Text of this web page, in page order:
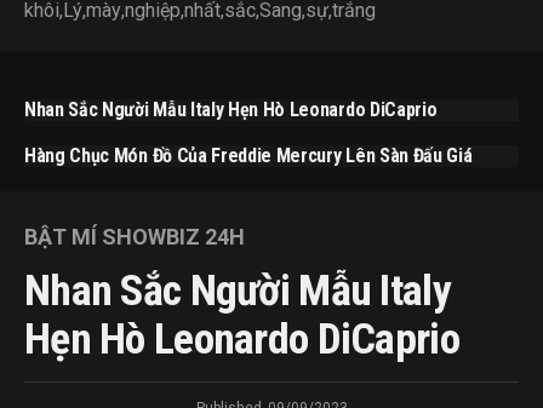
khôi,Lý,mày,nghiệp,nhất,sắc,Sang,sự,trắng
Nhan Sắc Người Mẫu Italy Hẹn Hò Leonardo DiCaprio
Hàng Chục Món Đồ Của Freddie Mercury Lên Sàn Đấu Giá
BẬT MÍ SHOWBIZ 24H
Nhan Sắc Người Mẫu Italy
Hẹn Hò Leonardo DiCaprio